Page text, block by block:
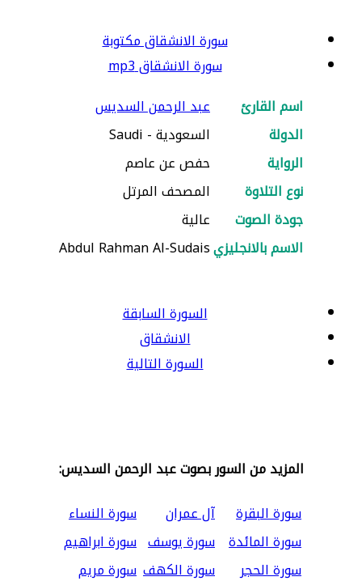
سورة الانشقاق مكتوبة
سورة الانشقاق mp3
اسم القارئ
عبد الرحمن السديس
الدولة
السعودية - Saudi
الرواية
حفص عن عاصم
نوع التلاوة
المصحف المرتل
جودة الصوت
عالية
الاسم بالانجليزيAbdul Rahman Al-Sudais
السورة السابقة
الانشقاق
السورة التالية
المزيد من السور بصوت عبد الرحمن السديس:
سورة البقرة
آل عمران
سورة النساء
سورة المائدة سورة يوسف سورة ابراهيم
سورة الحجر
سورة الكهف سورة مريم